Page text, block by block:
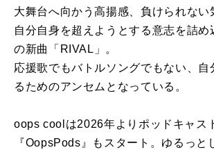
大舞台へ向かう高揚感、負けられない
自分自身を超えようとする意志を詰め
の新曲「RIVAL」。
応援歌でもバトルソングでもない、自
るためのアンセムとなっている。
oops coolは2026年よりポッドキャス
『OopsPods』もスタート。ゆるっと